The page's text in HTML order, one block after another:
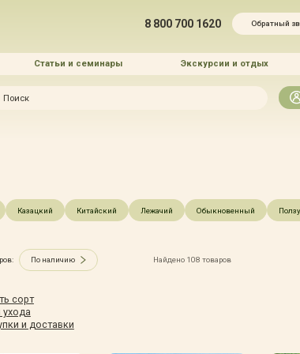
8 800 700 1620 Обратный
Статьи и семинары Экскурсии и отдых
Казацкий Китайский Лежачий Обыкновенный
По наличию Найдено 108 товаров
сорт
и доставки